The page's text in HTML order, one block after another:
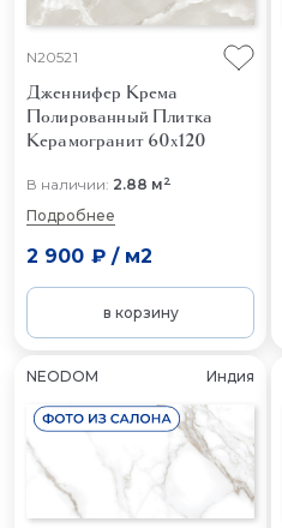
N20521
Дженнифер Крема
Полированный Плитка
Керамогранит 60x120
В наличии: 2.88 м2
Подробнее
2 900 ₽/ м2
в корзину
NEODOM Индия